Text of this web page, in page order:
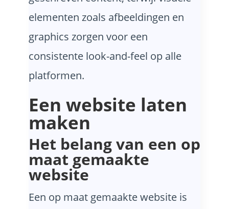
elementen zoals afbeeldingen en
graphics zorgen voor een
consistente look-and-feel op alle
platformen.
Een website laten
maken
Het belang van een op
maat gemaakte
website
Een op maat gemaakte website is